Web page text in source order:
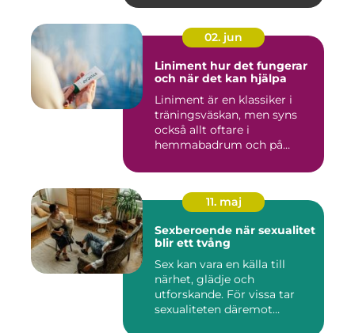
02. jun
Liniment hur det fungerar
och när det kan hjälpa
Liniment är en klassiker i
träningsväskan, men syns
också allt oftare i
hemmabadrum och på
11. maj
Sexberoende när sexualitet
blir ett tvång
Sex kan vara en källa till
närhet, glädje och
utforskande. För vissa tar
sexualiteten däremot